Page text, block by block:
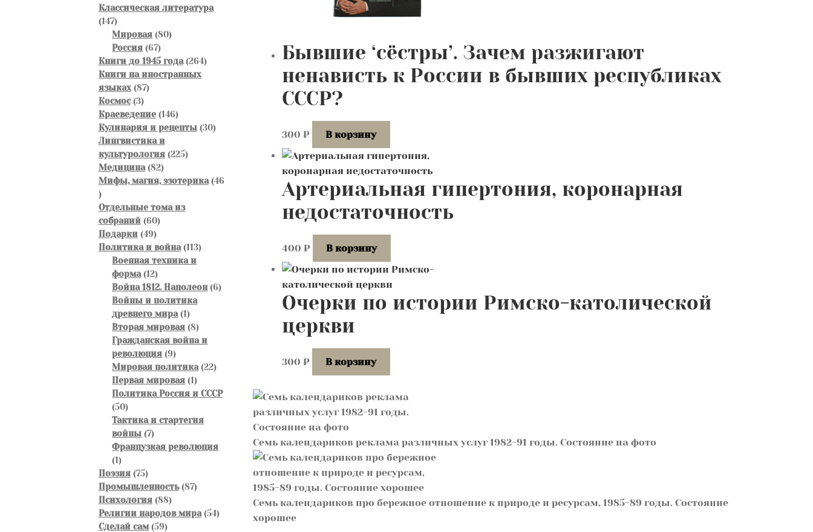
Бывшие ‘сёстры’. Зачем разжигают
ненависть к России в бывших республиках
СССР?
300 ₽ В корзину
Артериальная гипертония, коронарная
недостаточность
400 ₽ В корзину
Очерки по истории Римско-католической
церкви
300 ₽ В корзину
Семь календариков реклама различных услуг 1982-91 годы. Состояние на фото
Семь календариков про бережное отношение к природе и ресурсам, 1985-89 годы. Состояние
хорошее
товаров
Классическая литература
147147
товаров
Мировая 8080
Россия 6767
товаров
Книги до 1945 года 264264
Книги на иностранных
языках 8787
Космос 33
товара
Краеведение 146146
товаров
Кулинария и рецепты 3030
Лингвистика и
культурология 225225
Медицина 8282
товара
Мифы, магия, эзотерика 46
46
товаров
Отдельные тома из
собраний 6060
товаров
Подарки 4949
товаров
Политика и война 113113
Военная техника и
форма 1212
товаров
Война 1812. Наполеон 66
Войны и политика
древнего мира 11
товар
Вторая мировая 88
товаров
Гражданская война и
революция 99
товаров
Мировая политика 2222
Первая мировая 11
товар
Политика Россия и СССР
5050
товаров
Тактика и стартегия
войны 77
товаров
Французкая революция
11
товар
Поэзия 7575
товаров
Промышленность 8787
Психология 8888
товаров
Религии народов мира 5454
Сделай сам 5959